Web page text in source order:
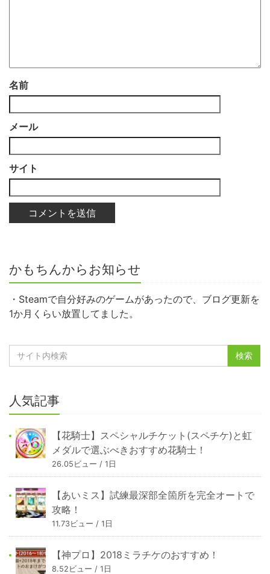
名前
メール
サイト
かもちんからお知らせ
・Steamで自分好みのゲームがあったので、ブログ更新を
1か月くらい放置してました。
人気記事
【花騎士】スペシャルチケット(スペチケ)と虹
メダルで選ぶべきおすすめ花騎士！
26.05ビュー / 1日
【あいミス】試練最深部全箇所を完全オートで
攻略！
11.73ビュー / 1日
【神プロ】2018ミラチケのおすすめ！
8.52ビュー / 1日